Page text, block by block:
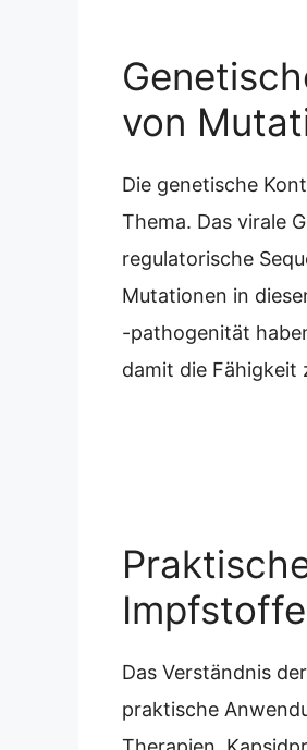
von
Die genetische
Thema. Das virale
regulatorische
Mutationen in
-pathogenität
damit die Fähigkeit
Das Verständnis
praktische